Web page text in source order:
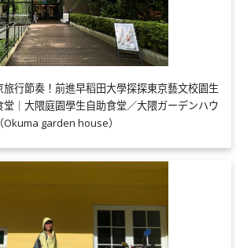
行節奏！前進早稻田大學探探東京藝文校園生
｜大隈庭園學生自助食堂／大隈ガーデンハウ
Okuma garden house）